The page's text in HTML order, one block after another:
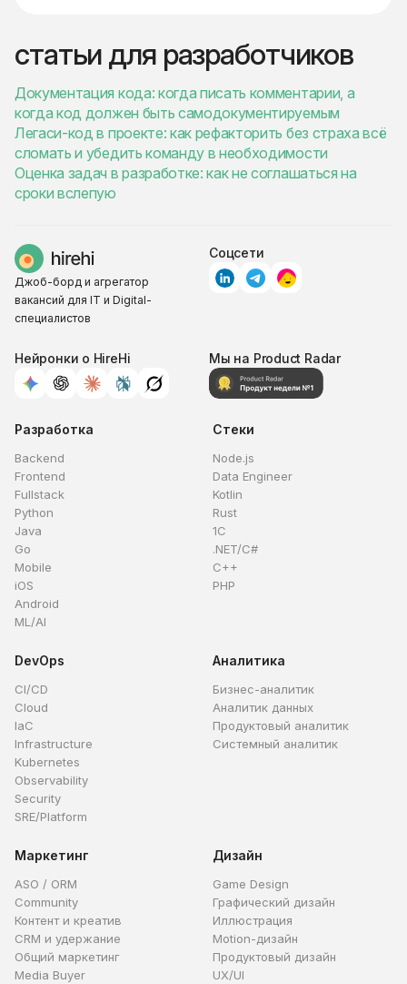
статьи для разработчиков
Документация кода: когда писать комментарии, а
когда код должен быть самодокументируемым
Легаси-код в проекте: как рефакторить без страха всё
сломать и убедить команду в необходимости
Оценка задач в разработке: как не соглашаться на
сроки вслепую
Джоб-борд и агрегатор
вакансий для IT и Digital-
специалистов
Соцсети
Нейронки о HireHi Мы на Product Radar
Разработка
Backend
Frontend
Fullstack
Python
Java
Go
Mobile
iOS
Android
ML/AI
Стеки
Node.js
Data Engineer
Kotlin
Rust
1C
.NET/C#
C++
PHP
DevOps
CI/CD
Cloud
IaC
Infrastructure
Kubernetes
Observability
Security
SRE/Platform
Аналитика
Бизнес-аналитик
Аналитик данных
Продуктовый аналитик
Системный аналитик
Маркетинг
ASO / ORM
Community
Контент и креатив
CRM и удержание
Общий маркетинг
Media Buyer
Дизайн
Game Design
Графический дизайн
Иллюстрация
Motion-дизайн
Продуктовый дизайн
UX/UI